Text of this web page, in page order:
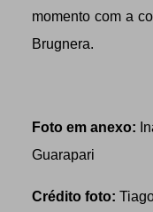
momento com a
Brugnera.
Foto em anexo:
Guarapari
Crédito foto: